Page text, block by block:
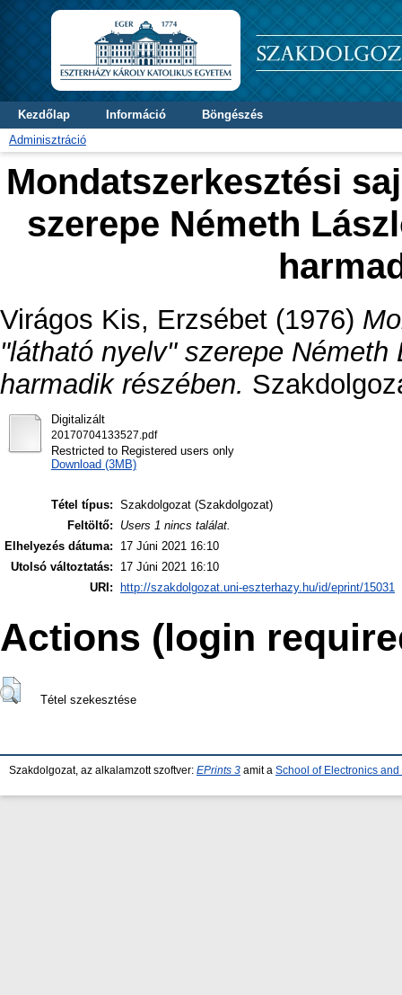
Kezdőlap Információ
Böngészés
Adminisztráció
Mondatszerkesztési
szerepe Németh
Virágos Kis, Erzsébet (1976)
"látható nyelv" szerepe
harmadik részében.
Digitalizált
20170704133527.pdf
Restricted to Registered users only
Download (3MB)
Tétel típus: Szakdolgozat (Szakdolgozat)
Feltöltő:
Users 1 nincs találat.
Elhelyezés dátuma:
17 Júni 2021 16:10
Utolsó változtatás:
17 Júni 2021 16:10
URI:
http://szakdolgozat.uni-eszterhazy.hu/id/eprint/15031
Actions (login
Tétel szekesztése
Szakdolgozat, az alkalamzott szoftver: EPrints 3 amit a School of Electronics